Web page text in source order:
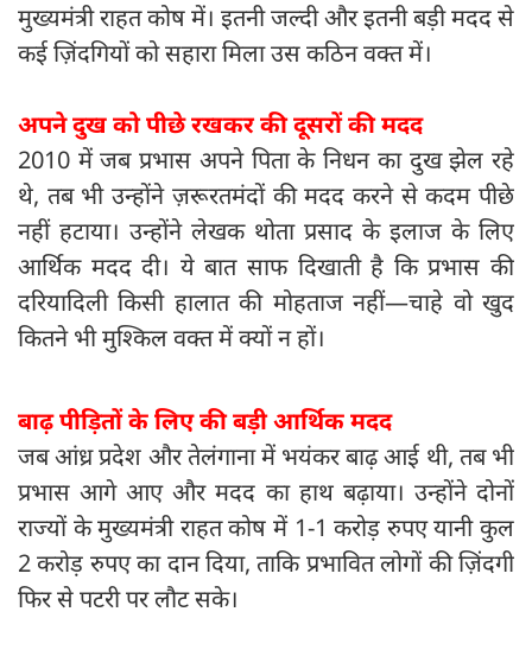
मुख्यमंत्री राहत कोष में। इतनी जल्दी और इतनी बड़ी मदद से
कई ज़िंदगियों को सहारा मिला उस कठिन वक्त में।
अपने दुख को पीछे रखकर की दूसरों की मदद
2010 में जब प्रभास अपने पिता के निधन का दुख झेल रहे
थे, तब भी उन्होंने ज़रूरतमंदों की मदद करने से कदम पीछे
नहीं हटाया। उन्होंने लेखक थोता प्रसाद के इलाज के लिए
आर्थिक मदद दी। ये बात साफ दिखाती है कि प्रभास की
दरियादिली किसी हालात की मोहताज नहीं—चाहे वो खुद
कितने भी मुश्किल वक्त में क्यों न हों।
बाढ़ पीड़ितों के लिए की बड़ी आर्थिक मदद
जब आंध्र प्रदेश और तेलंगाना में भयंकर बाढ़ आई थी, तब भी
प्रभास आगे आए और मदद का हाथ बढ़ाया। उन्होंने दोनों
राज्यों के मुख्यमंत्री राहत कोष में 1-1 करोड़ रुपए यानी कुल
2 करोड़ रुपए का दान दिया, ताकि प्रभावित लोगों की ज़िंदगी
फिर से पटरी पर लौट सके।